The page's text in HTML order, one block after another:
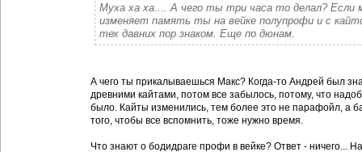
Муха ха ха.... А чего ты три часа то делал? Если
изменяет память ты на вейке полупрофи и с
тех давних пор знаком. Еще по дюнам.
А чего ты прикалываешься Макс? Когда-то Андрей был
древними кайтами, потом все забылось, потому, что
было. Кайты изменились, тем более это не парафойл, а
того, чтобы все вспомнить, тоже нужно время.
Что знают о бодидраге профи в вейке? Ответ - ничего...